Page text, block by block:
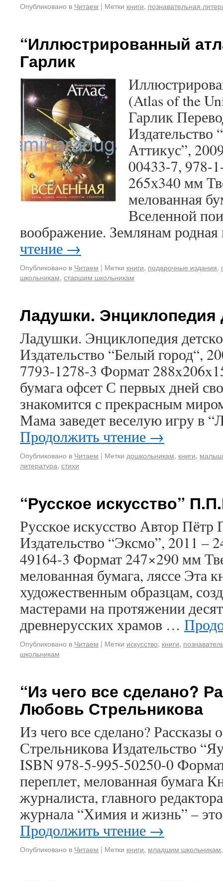
Опубликовано в Читаем | Метки книги, познавательная
“Иллюстрированный
Гарлик
(Atlas of the
Гарлик
Издательство
Аттикус”,
00433-7, 978-
265х340 мм
мелованная
Вселенной
воображение. Землянам
чтение →
Опубликовано в Читаем | Метки книги, подарочные издания,
школьникам, старшим школьникам
Ладушки. Энциклопедия
Ладушки. Энциклопедия
Издательство “Белый город“,
7793-1278-3 Формат
бумага офсет С первых дней
знакомится с прекрасным
Мама заведет веселую игру в
Продолжить чтение →
Опубликовано в Читаем | Метки дошкольникам, книги,
литература, стихи
“Русское искусство”
Русское искусство Автор Пётр
Издательство “Эксмо”, 2011 –
49164-3 Формат 247×290 мм
мелованная бумага, ляссе Эта
художественным образцам,
мастерами на протяжении
древнерусских храмов …
Опубликовано в Читаем | Метки искусство, книги,
школьникам
“Из чего все сделано?
Любовь Стрельникова
Из чего все сделано?
Стрельникова Издательство
ISBN 978-5-995-50250-0
переплет, мелованная бумага
журналиста, главного
журнала “Химия и жизнь” –
Продолжить чтение →
Опубликовано в Читаем | Метки книги, младшим школьникам